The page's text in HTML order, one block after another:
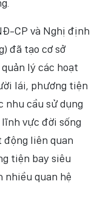
CP và Nghị định
đã tạo cơ sở
lý các hoạt
lái, phương tiện
nhu cầu sử dụng
vực đời sống
động liên quan
tiện bay siêu
nhiều quan hệ